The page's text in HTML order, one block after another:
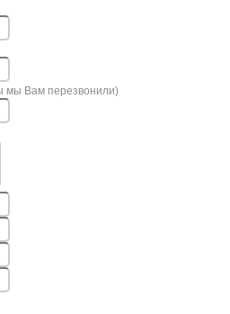
мы Вам перезвонили)